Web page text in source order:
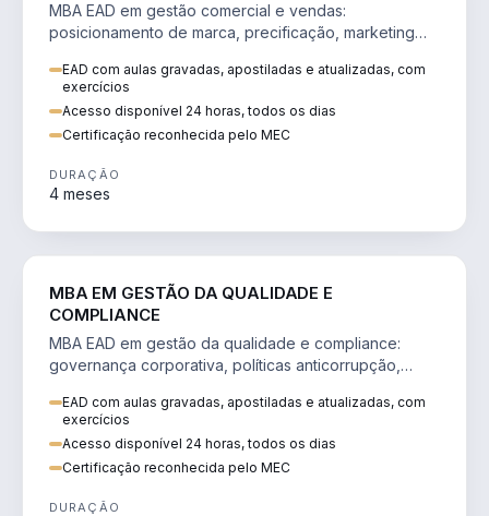
MBA EAD em gestão comercial e vendas:
posicionamento de marca, precificação, marketing
EAD com aulas gravadas, apostiladas e atualizadas, com
exercícios
Acesso disponível 24 horas, todos os dias
Certificação reconhecida pelo MEC
DURAÇÃO
4 meses
MBA EM GESTÃO DA QUALIDADE E
COMPLIANCE
MBA EAD em gestão da qualidade e compliance:
governança corporativa, políticas anticorrupção,
EAD com aulas gravadas, apostiladas e atualizadas, com
exercícios
Acesso disponível 24 horas, todos os dias
Certificação reconhecida pelo MEC
DURAÇÃO